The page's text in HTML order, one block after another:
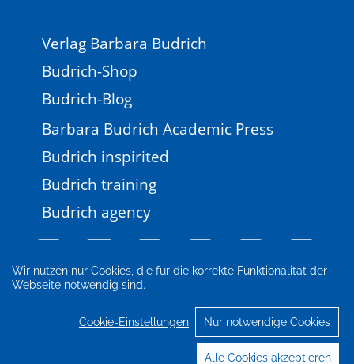
Wir nutzen nur Cookies, die für die korrekte Funktionalität der
Webseite notwendig sind.
Cookie-Einstellungen Nur notwendige Cookies
Alle Cookies akzeptieren
Verlag Barbara Budrich
Budrich-Shop
Budrich-Blog
Barbara Budrich Academic Press
Budrich inspirited
Budrich training
Budrich agency
Impressum
Datenschutz
Cookie-Einstellungen
© 2026 Verlag Barbara Budrich